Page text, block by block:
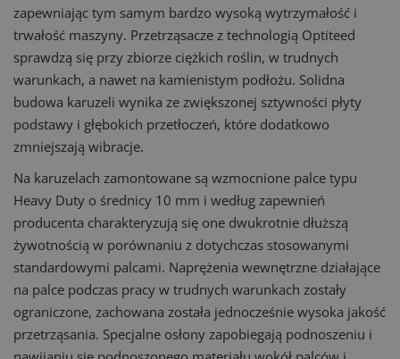
zapewniając tym samym bardzo wysoką wytrzymałość i
trwałość maszyny. Przetrząsacze z technologią Optiteed
sprawdzą się przy zbiorze ciężkich roślin, w trudnych
warunkach, a nawet na kamienistym podłożu. Solidna
budowa karuzeli wynika ze zwiększonej sztywności płyty
podstawy i głębokich przetłoczeń, które dodatkowo
zmniejszają wibracje.
Na karuzelach zamontowane są wzmocnione palce typu
Heavy Duty o średnicy 10 mm i według zapewnień
producenta charakteryzują się one dwukrotnie dłuższą
żywotnością w porównaniu z dotychczas stosowanymi
standardowymi palcami. Naprężenia wewnętrzne działające
na palce podczas pracy w trudnych warunkach zostały
ograniczone, zachowana została jednocześnie wysoka jakość
przetrząsania. Specjalne osłony zapobiegają podnoszeniu i